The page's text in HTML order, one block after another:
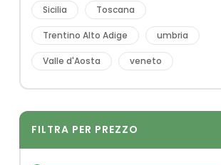
Sicilia Toscana
Trentino Alto Adige umbria
Valle d'Aosta veneto
FILTRA PER PREZZO